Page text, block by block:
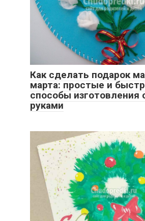
Как сделать подарок
марта: простые и
способы изготовления
руками